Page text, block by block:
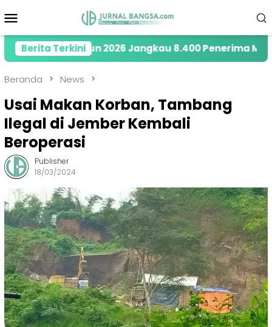
ke
Mobile
Berita Terkini
Tahun 2026 Jangkau 8.400 Penerima Manfaat
Beranda News
Usai Makan Korban, Tambang
Ilegal di Jember Kembali
Beroperasi
Publisher
18/03/2024